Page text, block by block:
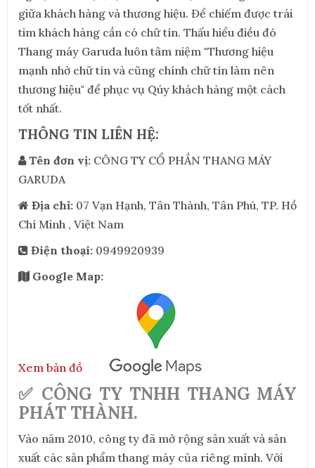
giữa khách hàng và thương hiệu. Để chiếm được trái
tim khách hàng cần có chữ tín. Thấu hiểu điều đó
Thang máy Garuda luôn tâm niệm "Thương hiệu
mạnh nhờ chữ tín và cũng chính chữ tín làm nên
thương hiệu" để phục vụ Qúy khách hàng một cách
tốt nhất.
THÔNG TIN LIÊN HỆ:
Tên đơn vị: CÔNG TY CỔ PHẦN THANG MÁY
GARUDA
Địa chỉ: 07 Vạn Hạnh, Tân Thành, Tân Phú, TP. Hồ
Chí Minh , Việt Nam
Điện thoại: 0949920939
Google Map:
Xem bản đồ
✅ CÔNG TY TNHH THANG MÁY
PHÁT THÀNH.
Vào năm 2010, công ty đã mở rộng sản xuất và sản
xuất các sản phẩm thang máy của riêng mình. Với